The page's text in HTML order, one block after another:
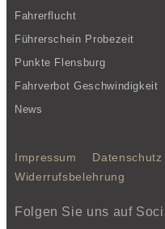
Fahrerflucht
Führerschein Probezeit
Punkte Flensburg
Fahrverbot Geschwindigkeit
News
Impressum Datenschutz
Widerrufsbelehrung
Folgen Sie uns auf